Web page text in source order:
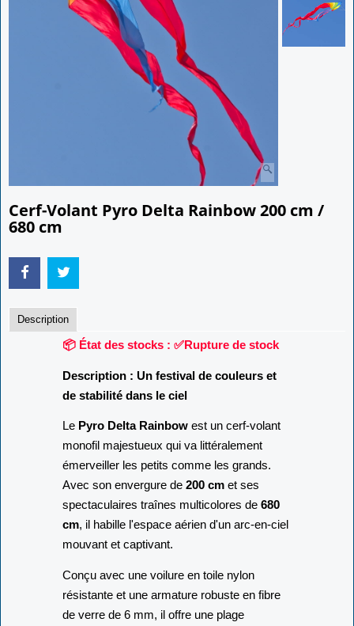
Cerf-Volant Pyro Delta Rainbow 200 cm /
680 cm
Description
📦 État des stocks : ✅Rupture de stock
Description : Un festival de couleurs et
de stabilité dans le ciel
Le Pyro Delta Rainbow est un cerf-volant
monofil majestueux qui va littéralement
émerveiller les petits comme les grands.
Avec son envergure de 200 cm et ses
spectaculaires traînes multicolores de 680
cm, il habille l'espace aérien d'un arc-en-ciel
mouvant et captivant.
Conçu avec une voilure en toile nylon
résistante et une armature robuste en fibre
de verre de 6 mm, il offre une plage